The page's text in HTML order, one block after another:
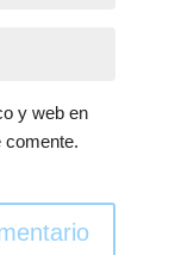
y web en
comente.